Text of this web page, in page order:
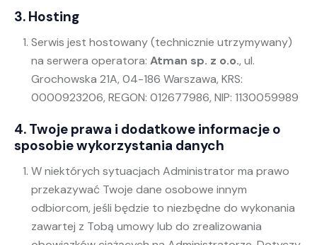
3. Hosting
Serwis jest hostowany (technicznie utrzymywany)
na serwera operatora: Atman sp. z o.o., ul.
Grochowska 21A, 04-186 Warszawa, KRS:
0000923206, REGON: 012677986, NIP: 1130059989
4. Twoje prawa i dodatkowe informacje o
sposobie wykorzystania danych
W niektórych sytuacjach Administrator ma prawo
przekazywać Twoje dane osobowe innym
odbiorcom, jeśli będzie to niezbędne do wykonania
zawartej z Tobą umowy lub do zrealizowania